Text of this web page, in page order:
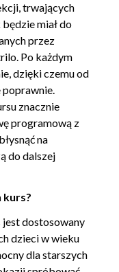
trwających
miał do
przez
Po każdym
dzięki czemu od
poprawnie.
znacznie
programową z
na
do dalszej
kurs?
dostosowany
dzieci w wieku
dla starszych